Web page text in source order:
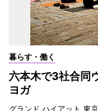
暮らす・働く
六本木で3社合同
ヨガ
グランド ハイアット 東